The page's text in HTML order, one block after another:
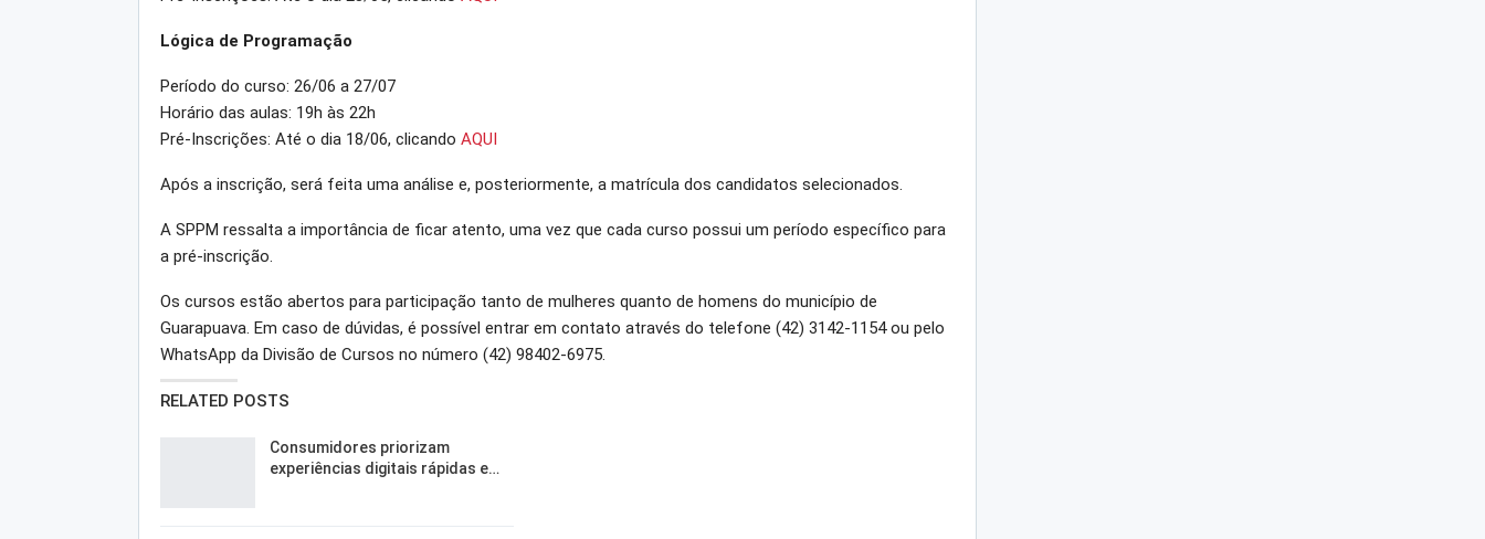
Lógica de Programação
Período do curso: 26/06 a 27/07
Horário das aulas: 19h às 22h
Pré-Inscrições: Até o dia 18/06, clicando AQUI
Após a inscrição, será feita uma análise e, posteriormente, a matrícula dos candidatos selecionados.
A SPPM ressalta a importância de ficar atento, uma vez que cada curso possui um período específico para
a pré-inscrição.
Os cursos estão abertos para participação tanto de mulheres quanto de homens do município de
Guarapuava. Em caso de dúvidas, é possível entrar em contato através do telefone (42) 3142-1154 ou pelo
WhatsApp da Divisão de Cursos no número (42) 98402-6975.
RELATED POSTS
Consumidores priorizam
experiências digitais rápidas e…